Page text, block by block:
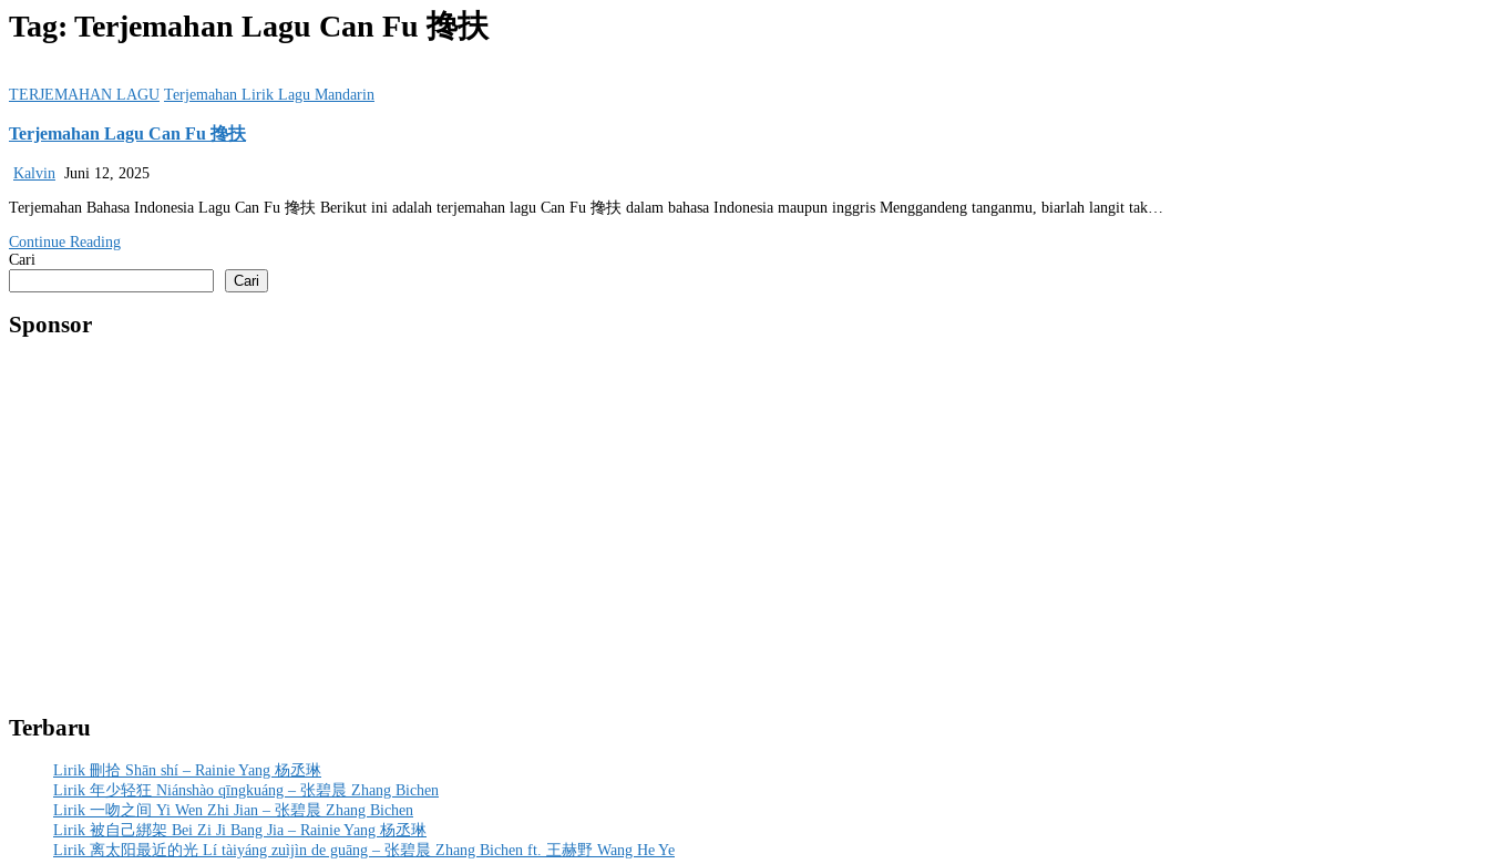
Tag: Terjemahan Lagu Can Fu 搀扶
Posted
TERJEMAHAN LAGU Terjemahan Lirik Lagu Mandarin
Terjemahan Lagu Can Fu 搀扶
Kalvin Juni 12, 2025
Terjemahan Bahasa Indonesia Lagu Can Fu 搀扶 Berikut ini adalah terjemahan lagu Can Fu 搀扶 dalam bahasa Indonesia maupun inggris Menggandeng tanganmu, biarlah langit tak…
Continue Reading
Cari
Cari
Sponsor
Terbaru
Lirik 刪拾 Shān shí – Rainie Yang 杨丞琳
Lirik 年少轻狂 Niánshào qīngkuáng – 张碧晨 Zhang Bichen
Lirik 一吻之间 Yi Wen Zhi Jian – 张碧晨 Zhang Bichen
Lirik 被自己綁架 Bei Zi Ji Bang Jia – Rainie Yang 杨丞琳
Lirik 离太阳最近的光 Lí tàiyáng zuìjìn de guāng – 张碧晨 Zhang Bichen ft. 王赫野 Wang He Ye